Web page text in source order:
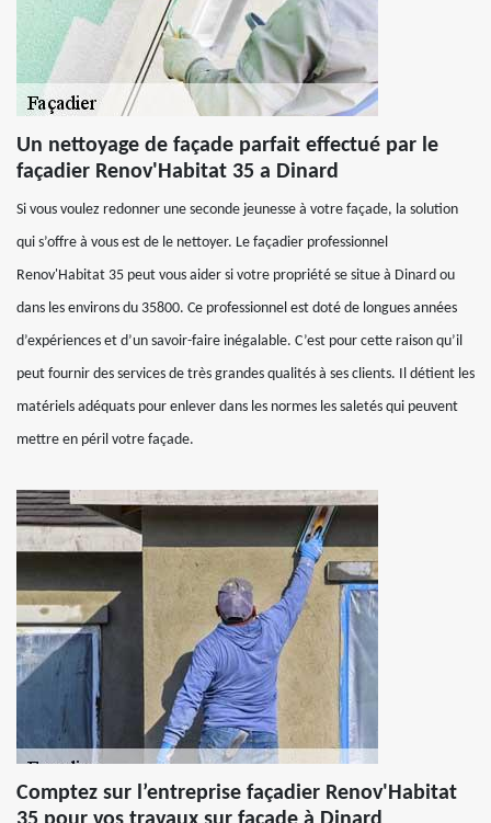
Un nettoyage de façade parfait effectué par le
façadier Renov'Habitat 35 a Dinard
Si vous voulez redonner une seconde jeunesse à votre façade, la solution
qui s’offre à vous est de le nettoyer. Le façadier professionnel
Renov'Habitat 35 peut vous aider si votre propriété se situe à Dinard ou
dans les environs du 35800. Ce professionnel est doté de longues années
d’expériences et d’un savoir-faire inégalable. C’est pour cette raison qu’il
peut fournir des services de très grandes qualités à ses clients. Il détient les
matériels adéquats pour enlever dans les normes les saletés qui peuvent
mettre en péril votre façade.
Comptez sur l’entreprise façadier Renov'Habitat